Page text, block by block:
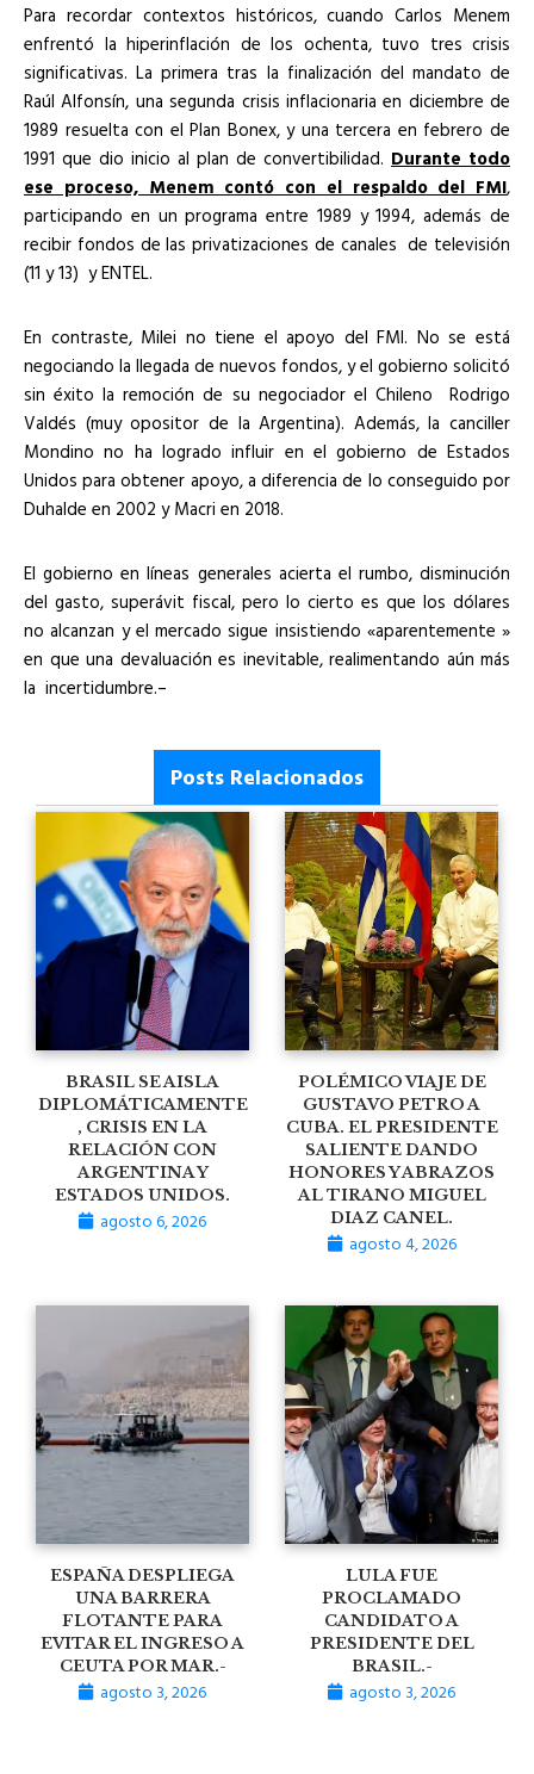
Para recordar contextos históricos, cuando Carlos Menem
enfrentó la hiperinflación de los ochenta, tuvo tres crisis
significativas. La primera tras la finalización del mandato de
Raúl Alfonsín, una segunda crisis inflacionaria en diciembre de
1989 resuelta con el Plan Bonex, y una tercera en febrero de
1991 que dio inicio al plan de convertibilidad. Durante todo
ese proceso, Menem contó con el respaldo del FMI,
participando en un programa entre 1989 y 1994, además de
recibir fondos de las privatizaciones de canales de televisión
(11 y 13) y ENTEL.
En contraste, Milei no tiene el apoyo del FMI. No se está
negociando la llegada de nuevos fondos, y el gobierno solicitó
sin éxito la remoción de su negociador el Chileno Rodrigo
Valdés (muy opositor de la Argentina). Además, la canciller
Mondino no ha logrado influir en el gobierno de Estados
Unidos para obtener apoyo, a diferencia de lo conseguido por
Duhalde en 2002 y Macri en 2018.
El gobierno en líneas generales acierta el rumbo, disminución
del gasto, superávit fiscal, pero lo cierto es que los dólares
no alcanzan y el mercado sigue insistiendo «aparentemente »
en que una devaluación es inevitable, realimentando aún más
la incertidumbre.–
Posts Relacionados
BRASIL SE AISLA
DIPLOMÁTICAMENTE
, CRISIS EN LA
RELACIÓN CON
ARGENTINA Y
ESTADOS UNIDOS.
agosto 6, 2026
POLÉMICO VIAJE DE
GUSTAVO PETRO A
CUBA. EL PRESIDENTE
SALIENTE DANDO
HONORES Y ABRAZOS
AL TIRANO MIGUEL
DIAZ CANEL.
agosto 4, 2026
ESPAÑA DESPLIEGA
UNA BARRERA
FLOTANTE PARA
EVITAR EL INGRESO A
CEUTA POR MAR.-
agosto 3, 2026
LULA FUE
PROCLAMADO
CANDIDATO A
PRESIDENTE DEL
BRASIL.-
agosto 3, 2026